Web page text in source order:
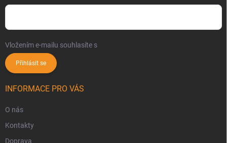
Vložením e-mailu souhlasíte s
Přihlásit se
INFORMACE PRO VÁS
O nás
Kontakty
Doprava